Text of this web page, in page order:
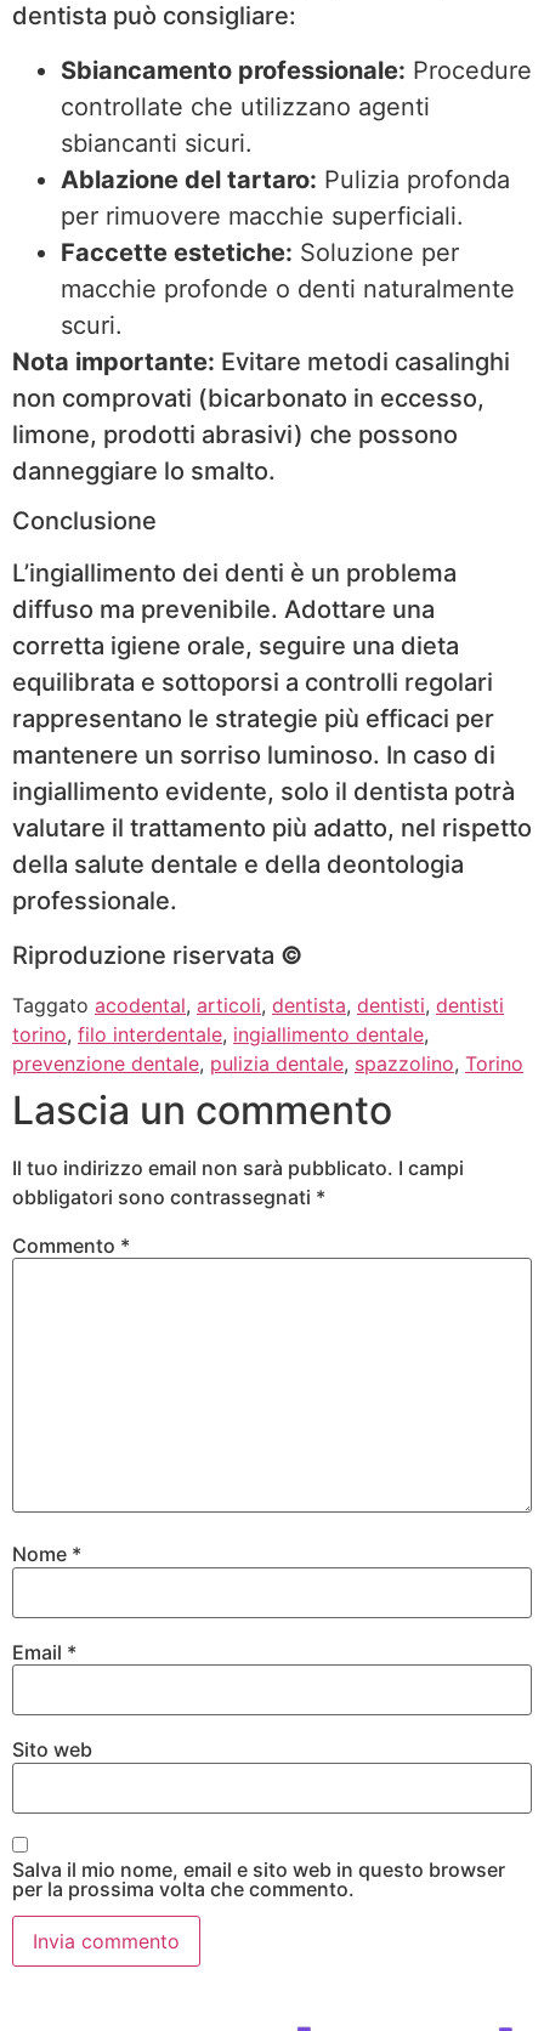
dentista può consigliare:
Sbiancamento professionale: Procedure
controllate che utilizzano agenti
sbiancanti sicuri.
Ablazione del tartaro: Pulizia profonda
per rimuovere macchie superficiali.
Faccette estetiche: Soluzione per
macchie profonde o denti naturalmente
scuri.
Nota importante: Evitare metodi casalinghi
non comprovati (bicarbonato in eccesso,
limone, prodotti abrasivi) che possono
danneggiare lo smalto.
Conclusione
L’ingiallimento dei denti è un problema
diffuso ma prevenibile. Adottare una
corretta igiene orale, seguire una dieta
equilibrata e sottoporsi a controlli regolari
rappresentano le strategie più efficaci per
mantenere un sorriso luminoso. In caso di
ingiallimento evidente, solo il dentista potrà
valutare il trattamento più adatto, nel rispetto
della salute dentale e della deontologia
professionale.
Riproduzione riservata ©
Taggato acodental, articoli, dentista, dentisti, dentisti
torino, filo interdentale, ingiallimento dentale,
prevenzione dentale, pulizia dentale, spazzolino, Torino
Lascia un commento
Il tuo indirizzo email non sarà pubblicato. I campi
obbligatori sono contrassegnati *
Commento *
Nome *
Email *
Sito web
Salva il mio nome, email e sito web in questo browser
per la prossima volta che commento.